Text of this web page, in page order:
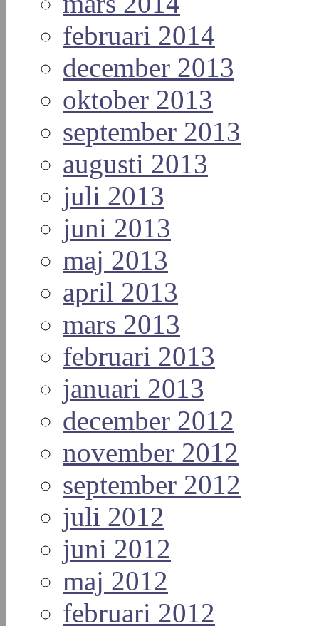
februari 2014
december 2013
oktober 2013
september 2013
augusti 2013
juli 2013
juni 2013
maj 2013
april 2013
mars 2013
februari 2013
januari 2013
december 2012
november 2012
september 2012
juli 2012
juni 2012
maj 2012
februari 2012